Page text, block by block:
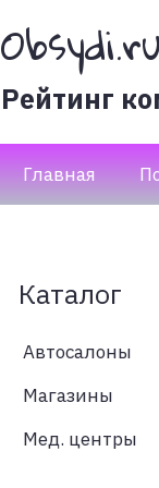
Obsydi.ru
Рейтинг
Главная
Каталог
Автосалоны
Магазины
Мед. центры